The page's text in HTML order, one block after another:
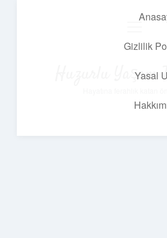
Gizlilik
Yasal
Huzurlu Yaşam